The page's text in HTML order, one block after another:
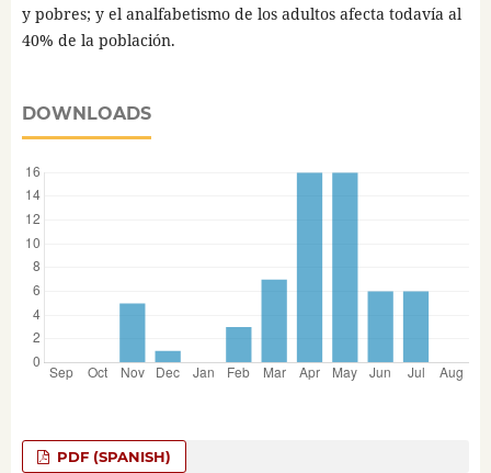
y pobres; y el analfabetismo de los adultos afecta todavía al
40% de la población.
DOWNLOADS
PDF (SPANISH)